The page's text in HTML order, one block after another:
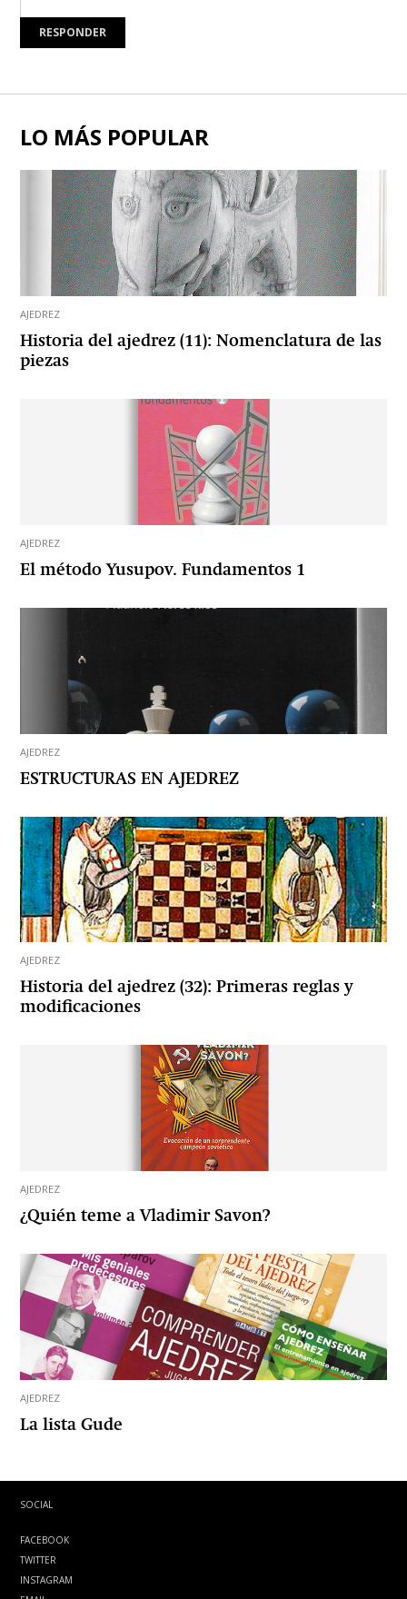
RESPONDER
LO MÁS POPULAR
AJEDREZ
Historia del ajedrez (11): Nomenclatura de las
piezas
AJEDREZ
El método Yusupov. Fundamentos 1
AJEDREZ
ESTRUCTURAS EN AJEDREZ
AJEDREZ
Historia del ajedrez (32): Primeras reglas y
modificaciones
AJEDREZ
¿Quién teme a Vladimir Savon?
AJEDREZ
La lista Gude
SOCIAL
FACEBOOK
TWITTER
INSTAGRAM